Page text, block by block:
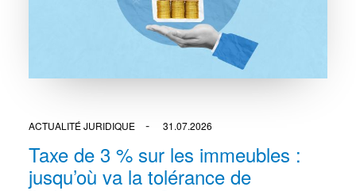
ACTUALITÉ JURIDIQUE 31.07.2026
Taxe de 3 % sur les immeubles :
jusqu’où va la tolérance de